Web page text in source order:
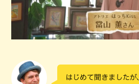
はじめて聞きました